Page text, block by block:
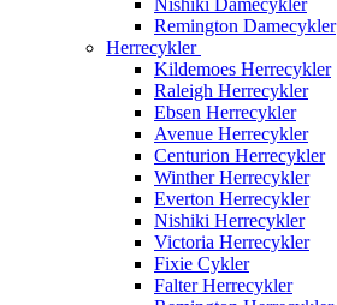
Remington Damecykler
Herrecykler
Kildemoes Herrecykler
Raleigh Herrecykler
Ebsen Herrecykler
Avenue Herrecykler
Centurion Herrecykler
Winther Herrecykler
Everton Herrecykler
Nishiki Herrecykler
Victoria Herrecykler
Fixie Cykler
Falter Herrecykler